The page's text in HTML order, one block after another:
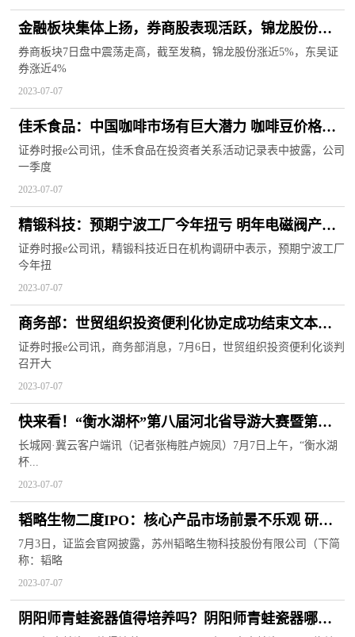
金融板块集体上扬，券商股表现活跃，锦龙股份等
走高
券商板块7日盘中震荡走高，截至发稿，锦龙股份涨近5%，东吴证
券涨近4%
2023-07-07
佳禾食品：中国咖啡市场有巨大潜力 咖啡豆价格波
动对公司毛利率影响较小
证券时报e公司讯，佳禾食品在投资者关系活动记录表中披露，公司
一季度
2023-07-07
精锻科技：预期宁波工厂今年扭亏 明年电磁阀产品
等放量
证券时报e公司讯，精锻科技近日在机构调研中表示，预期宁波工厂
今年扭
2023-07-07
商务部：世贸组织投资便利化协定成功结束文本谈
判
证券时报e公司讯，商务部消息，7月6日，世贸组织投资便利化谈判
召开大
2023-07-07
快来看！“衡水湖杯”第八届河北省导游大赛暨第五
届全国导游大赛选拔赛总决赛获奖名单揭晓啦
长城网·冀云客户端讯（记者张梅胜卢婉凤）7月7日上午，“衡水湖
杯...
2023-07-07
韬略生物二度IPO：核心产品市场前景不乐观 研发
投入低于同行
7月3日，证监会官网披露，苏州韬略生物科技股份有限公司（下简
称：韬略
2023-07-07
阴阳师青蛙瓷器值得培养吗？阴阳师青蛙瓷器哪里